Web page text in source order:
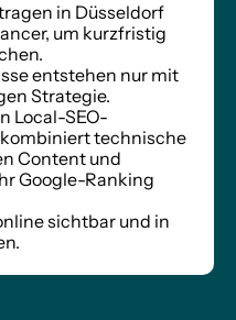
in Düsseldorf
um kurzfristig
entstehen nur mit
Strategie.
Local-SEO-
technische
Content und
Google-Ranking
sichtbar und in